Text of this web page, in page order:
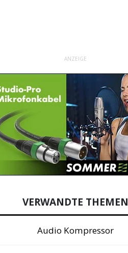
ANZEIGE
VERWANDTE THEMEN
Audio Kompressor